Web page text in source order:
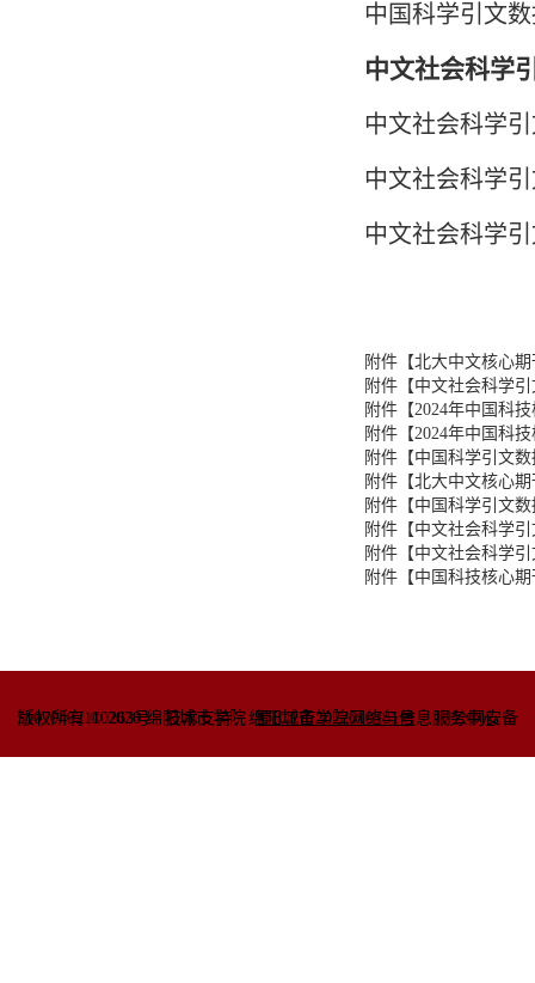
中国科学引文
中文社会科学
中文社会科学
中文社会科学
中文社会科学
附件【北大中文核心期
附件【中文社会科学引
附件【2024年中国科
附件【2024年中国科
附件【中国科学引文
附件【北大中文核心期
附件【中国科学引文数
附件【中文社会科学引
附件【中文社会科学
附件【中国科技核心
版权所有 © 2020 绵阳城市学院蜀ICP备2022010781号 川公网安备
51070402110263号技术支持：绵阳城市学院网络与信息服务中心